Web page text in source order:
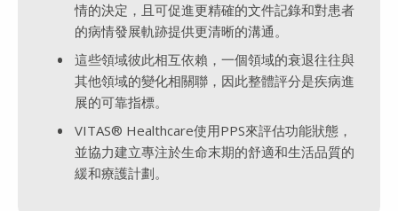
情的決定，且可促進更精確的文件記錄和對患者
的病情發展軌跡提供更清晰的溝通。
這些領域彼此相互依賴，一個領域的衰退往往與
其他領域的變化相關聯，因此整體評分是疾病進
展的可靠指標。
VITAS® Healthcare使用PPS來評估功能狀態，
並協力建立專注於生命末期的舒適和生活品質的
緩和療護計劃。